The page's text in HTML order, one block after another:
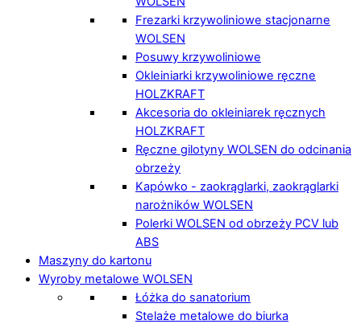
Frezarki krzywoliniowe stacjonarne
WOLSEN
Posuwy krzywoliniowe
Okleiniarki krzywoliniowe ręczne
HOLZKRAFT
Akcesoria do okleiniarek ręcznych
HOLZKRAFT
Ręczne gilotyny WOLSEN do odcinania
obrzeży
Kapówko - zaokrąglarki, zaokrąglarki
narożników WOLSEN
Polerki WOLSEN od obrzeży PCV lub
ABS
Maszyny do kartonu
Wyroby metalowe WOLSEN
Łóżka do sanatorium
Stelaże metalowe do biurka